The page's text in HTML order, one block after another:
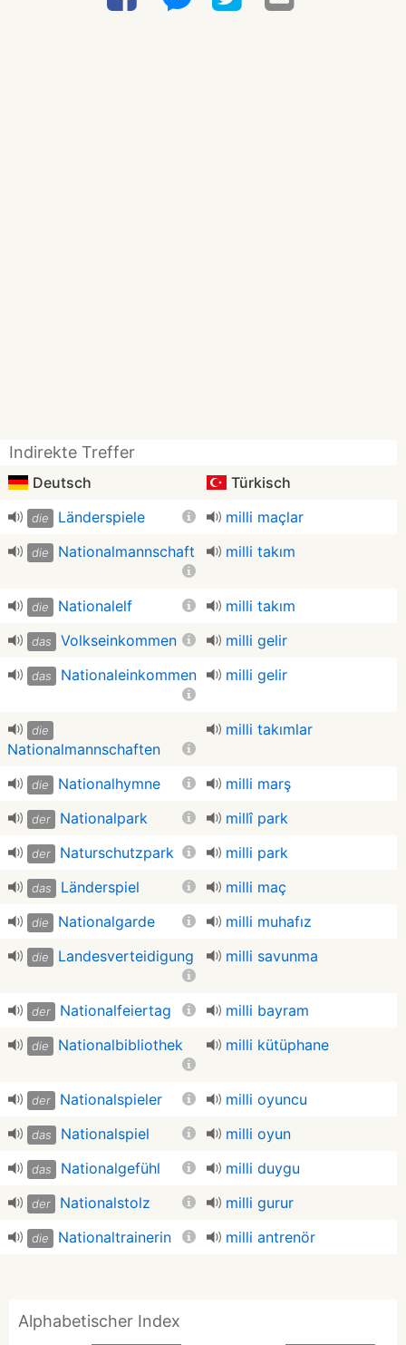
Indirekte Treffer
Deutsch Türkisch
die Länderspiele milli maçlar
die Nationalmannschaft milli takım
die Nationalelf milli takım
das Volkseinkommen milli gelir
das Nationaleinkommen milli gelir
die
Nationalmannschaften
milli takımlar
die Nationalhymne milli marş
der Nationalpark millî park
der Naturschutzpark milli park
das Länderspiel milli maç
die Nationalgarde milli muhafız
die Landesverteidigung milli savunma
der Nationalfeiertag milli bayram
die Nationalbibliothek milli kütüphane
der Nationalspieler milli oyuncu
das Nationalspiel milli oyun
das Nationalgefühl milli duygu
der Nationalstolz milli gurur
die Nationaltrainerin milli antrenör
Alphabetischer Index